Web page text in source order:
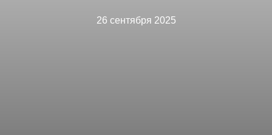
26 сентября 2025